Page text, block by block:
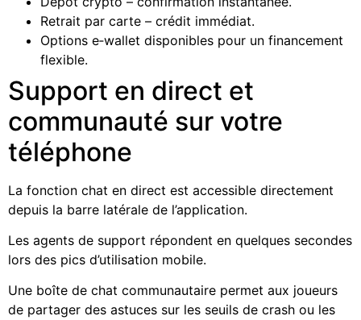
Retrait par carte – crédit immédiat.
Options e‑wallet disponibles pour un financement
flexible.
Support en direct et
communauté sur votre
téléphone
La fonction chat en direct est accessible directement
depuis la barre latérale de l’application.
Les agents de support répondent en quelques secondes
lors des pics d’utilisation mobile.
Une boîte de chat communautaire permet aux joueurs
de partager des astuces sur les seuils de crash ou les